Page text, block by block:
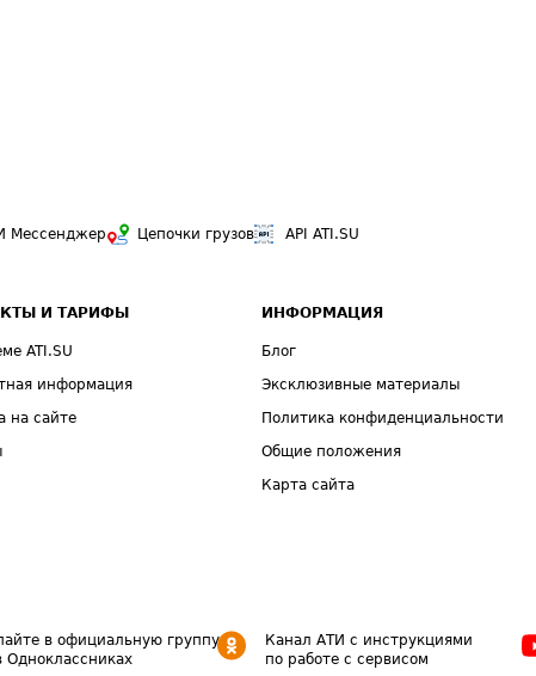
Мессенджер Цепочки грузов API ATI.SU
И ТАРИФЫ
ATI.SU
информация
на сайте
ИНФОРМАЦИЯ
Блог
Эксклюзивные материалы
Политика конфиденциальности
Общие положения
Карта сайта
в официальную группу
Одноклассниках
Канал АТИ с инструкциями
по работе с сервисом